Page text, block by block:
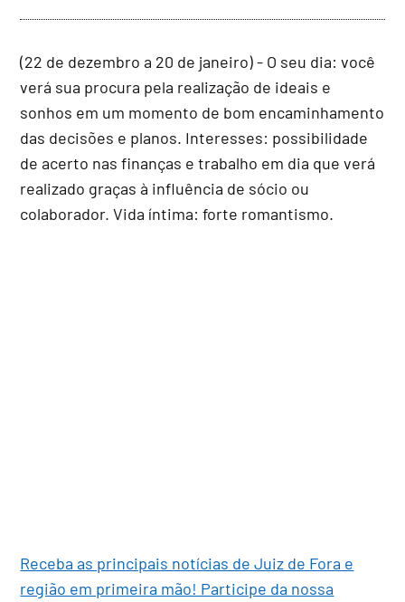
(22 de dezembro a 20 de janeiro) - O seu dia: você
verá sua procura pela realização de ideais e
sonhos em um momento de bom encaminhamento
das decisões e planos. Interesses: possibilidade
de acerto nas finanças e trabalho em dia que verá
realizado graças à influência de sócio ou
colaborador. Vida íntima: forte romantismo.
Receba as principais notícias de Juiz de Fora e
região em primeira mão! Participe da nossa